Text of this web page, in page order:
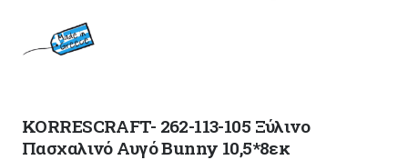
KORRESCRAFT- 262-113-105 Ξύλινο
Πασχαλινό Αυγό Bunny 10,5*8εκ